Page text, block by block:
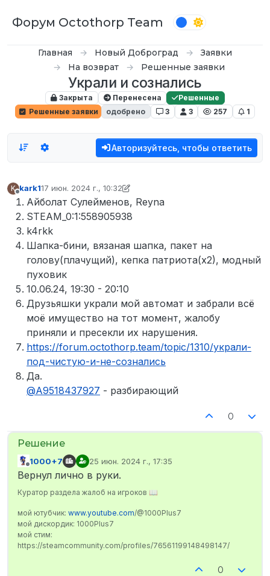
Форум Octothorp Team
Главная Новый Доброград
Заявки
На возврат
Решенные заявки
Украли и сознались
Закрыта Перенесена
Решенные
Решенные заявки
одобрено 3 3 257 1
Авторизуйтесь, чтобы ответить
K
Не в сети
kark117 июн. 2024 г., 10:32
отредактировано kark1
Айболат Сулейменов, Reyna
STEAM_0:1:558905938
k4rkk
Шапка-бини, вязаная шапка, пакет на
голову(плачущий), кепка патриота(х2), модный
пуховик
10.06.24, 19:30 - 20:10
Друзьяшки украли мой автомат и забрали всё
моё имущество на тот момент, жалобу
приняли и пресекли их нарушения.
https://forum.octothorp.team/topic/1310/украли-
под-чистую-и-не-сознались
Да.
@A9518437927 - разбирающий
0
Не в сети
1000+7 25 июн. 2024 г., 17:35
отредактировано
Вернул лично в руки.
Куратор раздела жалоб на игроков 📖
мой ютубчик: www.youtube.com/@1000Plus7
мой дискордик: 1000Plus7
мой стим:
https://steamcommunity.com/profiles/76561199148498147/
0